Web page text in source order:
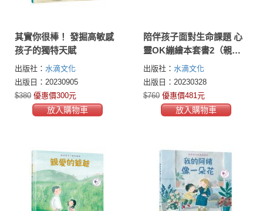
其實你很棒！ 發掘高敏感
孩子的獨特天賦
出版社： 水滴文化
出版日：20230905
$380 優惠價300元
放入購物車
陪伴孩子面對生命課題 心
靈OK繃繪本套書2（親愛
的爺爺：陪伴孩子了解失
智症+我的阿姨像一朵花：
陪伴孩子認識躁鬱症）
出版社： 水滴文化
出版日：20230328
$760 優惠價481元
放入購物車